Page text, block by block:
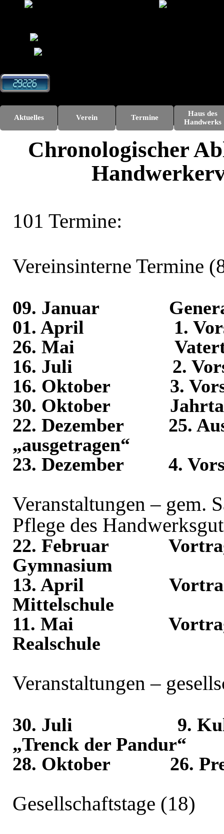
Direkt zum Seiteninhalt
Aktuelles Verein ▼
Termine ▼
Haus des
Handwerks
Chronologischer
101 Termine:
Vereinsinterne Termine
09. Januar
01. April
1.
26. Mai
16. Juli
2.
16. Oktober
3.
30. Oktober
22. Dezember
25.
„ausgetragen“
23. Dezember
4.
Veranstaltungen – gem.
Pflege des
22. Februar
Gymnasium
13. April
Mittelschule
11. Mai
Realschule
Veranstaltungen –
30. Juli
9.
„Trenck der Pandur“
28. Oktober
26.
Gesellschaftstage (18)